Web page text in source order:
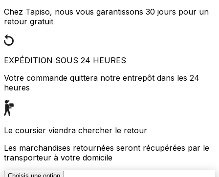
Chez Tapiso, nous vous garantissons 30 jours pour un
retour gratuit
EXPÉDITION SOUS 24 HEURES
Votre commande quittera notre entrepôt dans les 24
heures
Le coursier viendra chercher le retour
Les marchandises retournées seront récupérées par le
transporteur à votre domicile